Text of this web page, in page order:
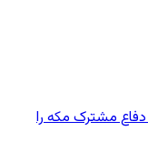
دفاع مشترک مکه را